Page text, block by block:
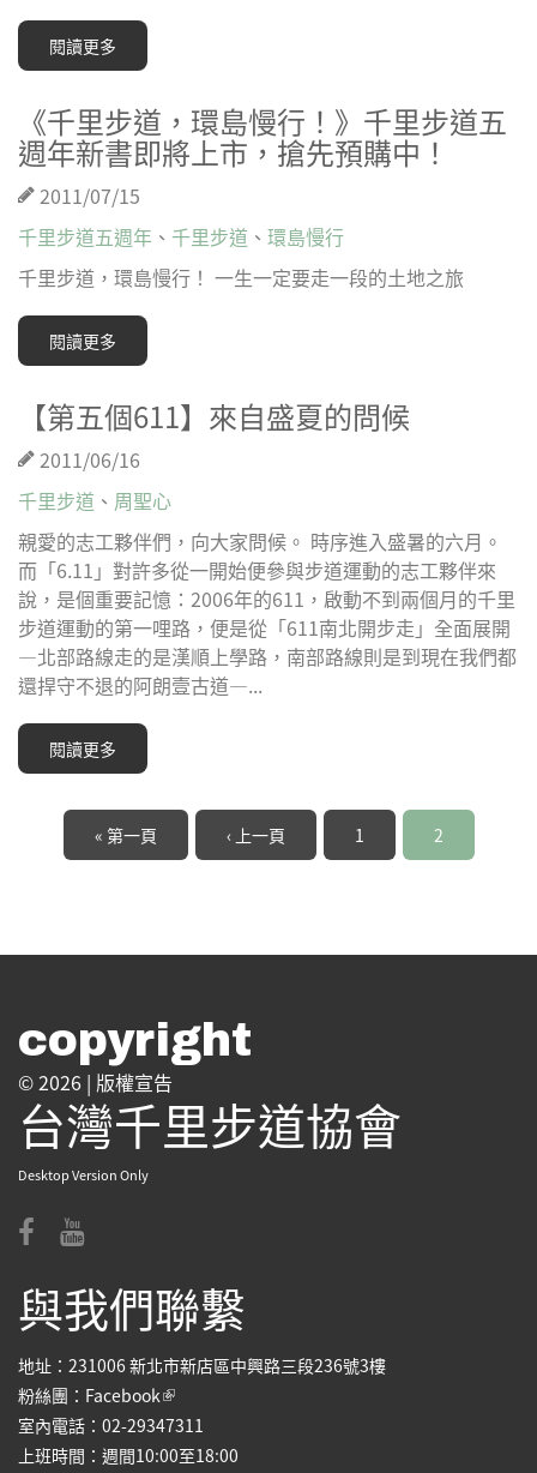
閱讀更多
《千里步道，環島慢行！》千里步道五
週年新書即將上市，搶先預購中！
2011/07/15
千里步道五週年 、 千里步道 、 環島慢行
千里步道，環島慢行！ 一生一定要走一段的土地之旅
閱讀更多
【第五個611】來自盛夏的問候
2011/06/16
千里步道 、 周聖心
親愛的志工夥伴們，向大家問候。 時序進入盛暑的六月。
而「6.11」對許多從一開始便參與步道運動的志工夥伴來
說，是個重要記憶：2006年的611，啟動不到兩個月的千里
步道運動的第一哩路，便是從「611南北開步走」全面展開
—北部路線走的是漢順上學路，南部路線則是到現在我們都
還捍守不退的阿朗壹古道—...
閱讀更多
頁面« 第一頁 ‹ 上一頁 1 2
copyright
© 2026 | 版權宣告
台灣千里步道協會
Desktop Version Only
與我們聯繫
地址：231006 新北市新店區中興路三段236號3樓
粉絲團： Facebook(link is external)
室內電話：02-29347311
上班時間：週間10:00至18:00